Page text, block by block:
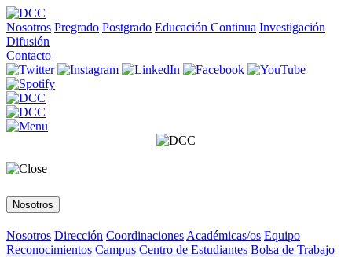
Nosotros Pregrado Postgrado Educación Continua Investigación
Difusión
Contacto
Nosotros
Nosotros Dirección Coordinaciones Académicas/os Equipo
Reconocimientos Campus Centro de Estudiantes Bolsa de Trabajo